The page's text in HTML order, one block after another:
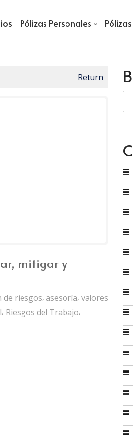
Pólizas Personales
Return
mitigar y
de riesgos, asesoría, valores
, Riesgos del Trabajo,